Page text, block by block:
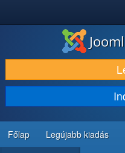
LETÖLTÉS ÉS KITERJESZTÉS
FEDEZZE FEL ÉS TANULJA MEG
KÖZÖSSÉG ÉS TÁMOGATÁS
FEJLESZTŐI ERŐFORRÁSOK
Főlap Legújabb kiadás